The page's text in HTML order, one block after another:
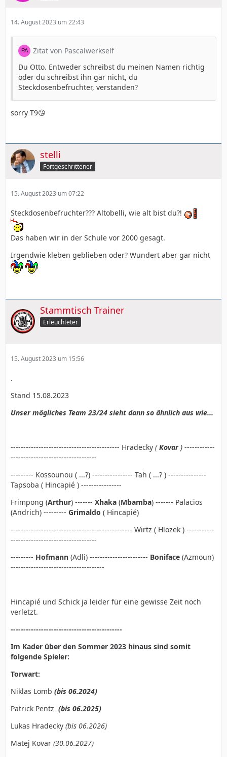
14. August 2023 um 22:43
Zitat von Pascalwerkself
Du Otto. Entweder schreibst du meinen Namen richtig
oder du schreibst ihn gar nicht, du
Steckdosenbefruchter, verstanden?
sorry T9😘
stelli
Fortgeschrittener
15. August 2023 um 07:22
Steckdosenbefruchter??? Altobelli, wie alt bist du?!
Das haben wir in der Schule vor 2000 gesagt.
Irgendwie kleben geblieben oder? Wundert aber gar nicht
Stammtisch Trainer
Erleuchteter
15. August 2023 um 15:56
.
Stand 15.08.2023
Unser mögliches Team 23/24 sieht dann so ähnlich aus wie...
------------------------------------------- Hradecky (Kovar) ------------
----------------------------------
--------- Kossounou ( ...?) ---------------- Tah ( ...? ) ---------------
Tapsoba ( Hincapié ) ----------------
Frimpong (Arthur) ------- Xhaka (Mbamba) ------- Palacios
(Andrich) --------- Grimaldo ( Hincapié)
------------------------------------------------ Wirtz ( Hlozek ) -----------
----------------------------------
--------- Hofmann (Adli) ----------------------- Boniface (Azmoun)
-------------------------------------
Hincapié und Schick ja leider für eine gewisse Zeit noch
verletzt.
--------------------------------------------
Im Kader über den Sommer 2023 hinaus sind somit
folgende Spieler:
Torwart:
Niklas Lomb (bis 06.2024)
Patrick Pentz (bis 06.2025)
Lukas Hradecky (bis 06.2026)
Matej Kovar (30.06.2027)